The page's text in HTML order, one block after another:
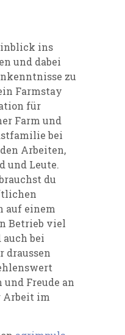
ins
und dabei
zu
Farmstay
für
Farm und
bei
Arbeiten,
und Leute.
du
auf einem
Betrieb viel
bei
draussen
Freude an
Arbeit im